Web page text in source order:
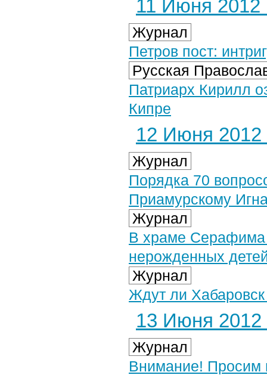
11 Июня 2012
Журнал
Петров пост:
Русская
Патриарх Кирилл
Кипре
12 Июня 2012
Журнал
Порядка 70
Приамурскому
Журнал
В храме Серафима
нерожденных
Журнал
Ждут ли
13 Июня 2012
Журнал
Внимание! Просим